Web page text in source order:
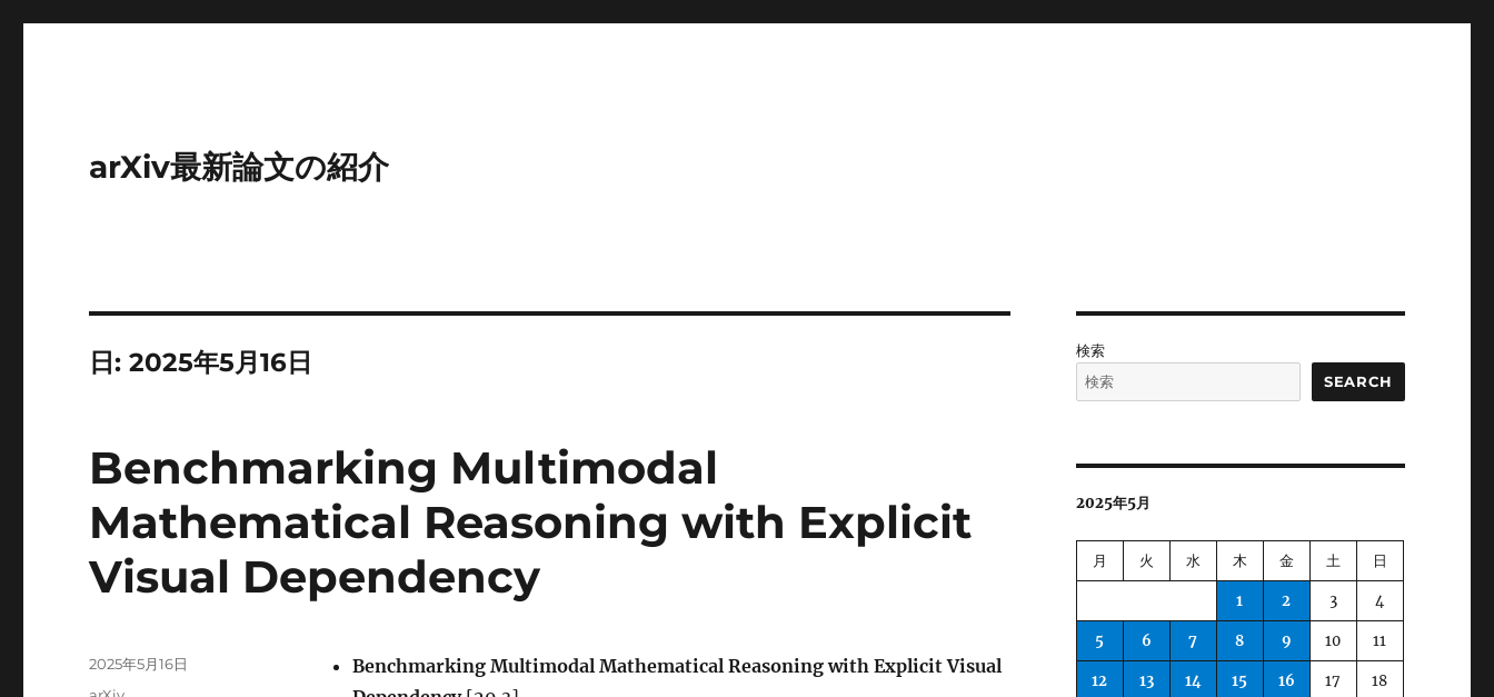
arXiv最新論文の紹介
日:2025年5月16日
Benchmarking Multimodal
Mathematical Reasoning with Explicit
Visual Dependency
Benchmarking Multimodal Mathematical Reasoning with Explicit Visual
投
2025年5月16日
検索
SEARCH
2025年5月
月 火 水 木 金 土 日
1 2 3 4
5 6 7 8 9 10 11
12 13 14 15 16 17 18